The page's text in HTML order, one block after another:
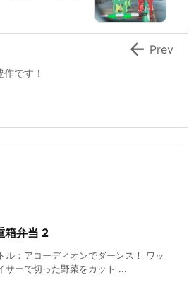
作です！
 Prev
箱弁当 2
ル：アコーディオンでダーンス！ ワッ
サーで切った野菜をカット ...